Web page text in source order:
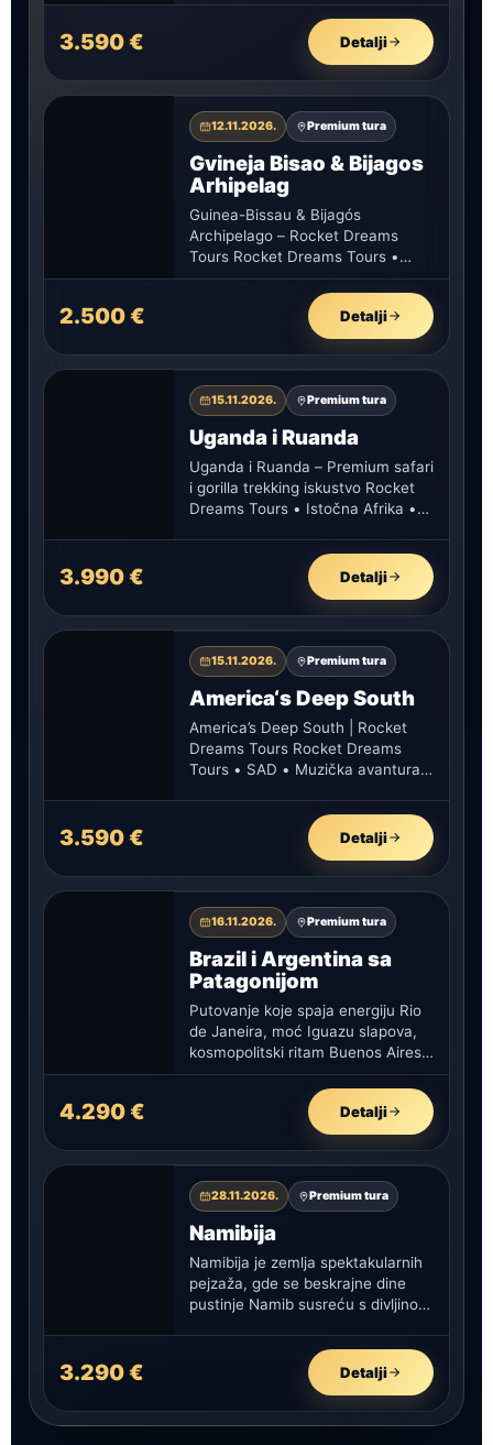
istoriju, ekstremnu…
3.590 € Detalji
12.11.2026. Premium tura
Gvineja Bisao & Bijagos
Arhipelag
Guinea-Bissau & Bijagós
Archipelago – Rocket Dreams
Tours Rocket Dreams Tours •
Zapadna Afrika • Bijagós Gvineja
2.500 € Detalji
15.11.2026. Premium tura
Uganda i Ruanda
Uganda i Ruanda – Premium safari
i gorilla trekking iskustvo Rocket
Dreams Tours • Istočna Afrika •
3.990 € Detalji
15.11.2026. Premium tura
America‘s Deep South
America’s Deep South | Rocket
Dreams Tours Rocket Dreams
Tours • SAD • Muzička avantura
3.590 € Detalji
16.11.2026. Premium tura
Brazil i Argentina sa
Patagonijom
Putovanje koje spaja energiju Rio
de Janeira, moć Iguazu slapova,
kosmopolitski ritam Buenos Airesa
i sirovu lepotu Patagonije u
4.290 € Detalji
28.11.2026. Premium tura
Namibija
Namibija je zemlja spektakularnih
pejzaža, gde se beskrajne dine
pustinje Namib susreću s divljinom
svetom nacionalnih…
3.290 € Detalji